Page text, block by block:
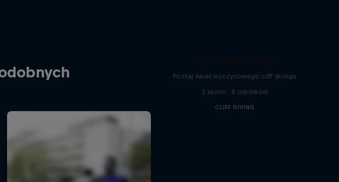
Poznaj świat wyczynowego cliff divingu
2 sezon · 8 odcinków
CLIFF DIVING